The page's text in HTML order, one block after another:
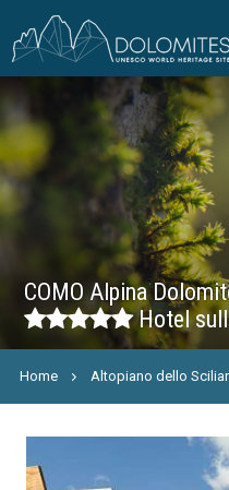
COMO Alpina
Hotel
Home Altopiano dello Sciliar